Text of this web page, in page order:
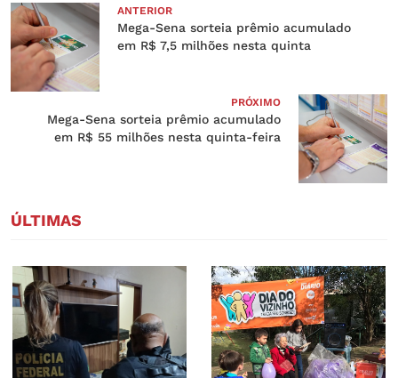
ANTERIOR
Mega-Sena sorteia prêmio acumulado
em R$ 7,5 milhões nesta quinta
PRÓXIMO
Mega-Sena sorteia prêmio acumulado
em R$ 55 milhões nesta quinta-feira
ÚLTIMAS